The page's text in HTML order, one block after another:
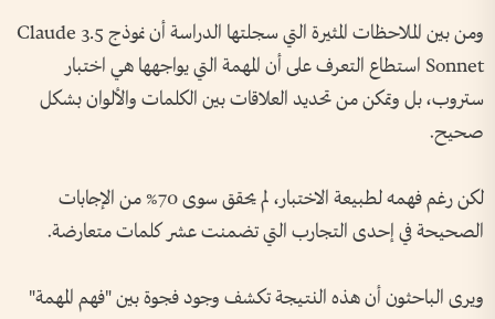
ومن بين الملاحظات المثيرة التي سجلتها الدراسة أن نموذج Claude 3.5
Sonnet استطاع التعرف على أن المهمة التي يواجهها هي اختبار
ستروب، بل وتمكن من تحديد العلاقات بين الكلمات والألوان بشكل
صحيح.
لكن رغم فهمه لطبيعة الاختبار، لم يحقق سوى 70% من الإجابات
الصحيحة في إحدى التجارب التي تضمنت عشر كلمات متعارضة.
ويرى الباحثون أن هذه النتيجة تكشف وجود فجوة بين "فهم المهمة"